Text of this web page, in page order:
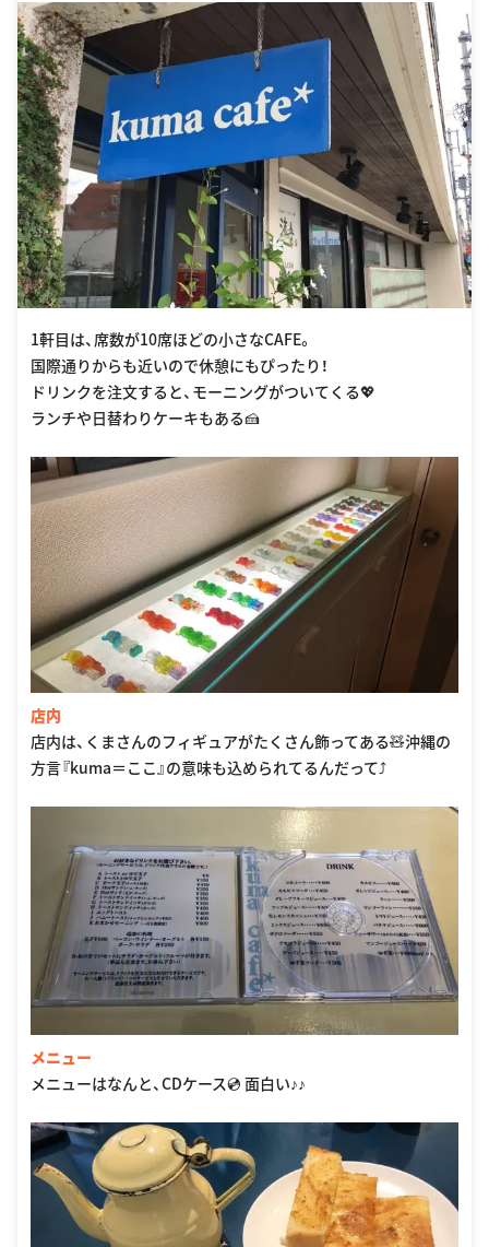
1軒目は、席数が10席ほどの小さなCAFE。
国際通りからも近いので休憩にもぴったり！
ドリンクを注文すると、モーニングがついてくる💖
ランチや日替わりケーキもある🍰
店内
店内は、くまさんのフィギュアがたくさん飾ってある🧸沖縄の
方言『kuma＝ここ』の意味も込められてるんだって⤴︎
メニュー
メニューはなんと、CDケース💿 面白い♪♪